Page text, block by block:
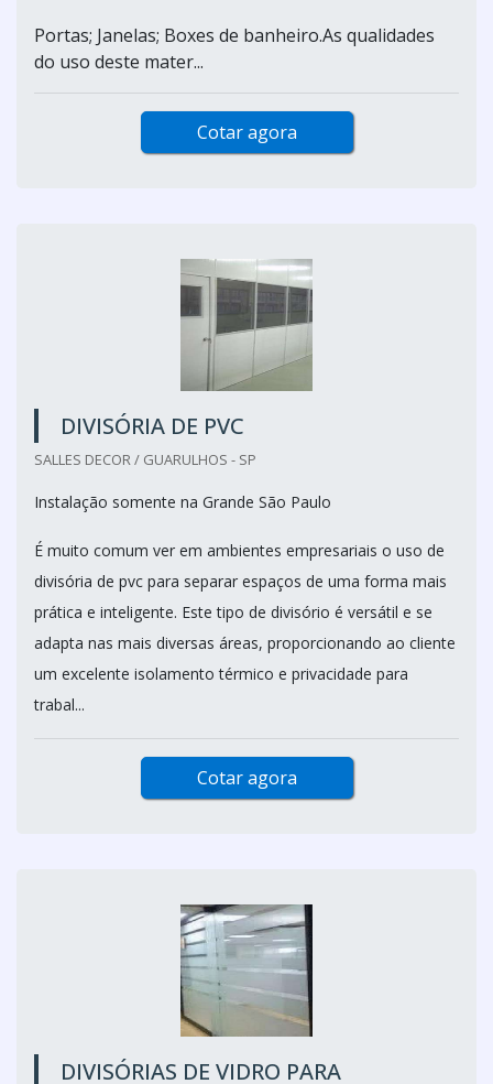
Portas; Janelas; Boxes de banheiro.As qualidades
do uso deste mater...
Cotar agora
DIVISÓRIA DE PVC
SALLES DECOR / GUARULHOS - SP
Instalação somente na Grande São Paulo
É muito comum ver em ambientes empresariais o uso de
divisória de pvc para separar espaços de uma forma mais
prática e inteligente. Este tipo de divisório é versátil e se
adapta nas mais diversas áreas, proporcionando ao cliente
um excelente isolamento térmico e privacidade para
trabal...
Cotar agora
DIVISÓRIAS DE VIDRO PARA